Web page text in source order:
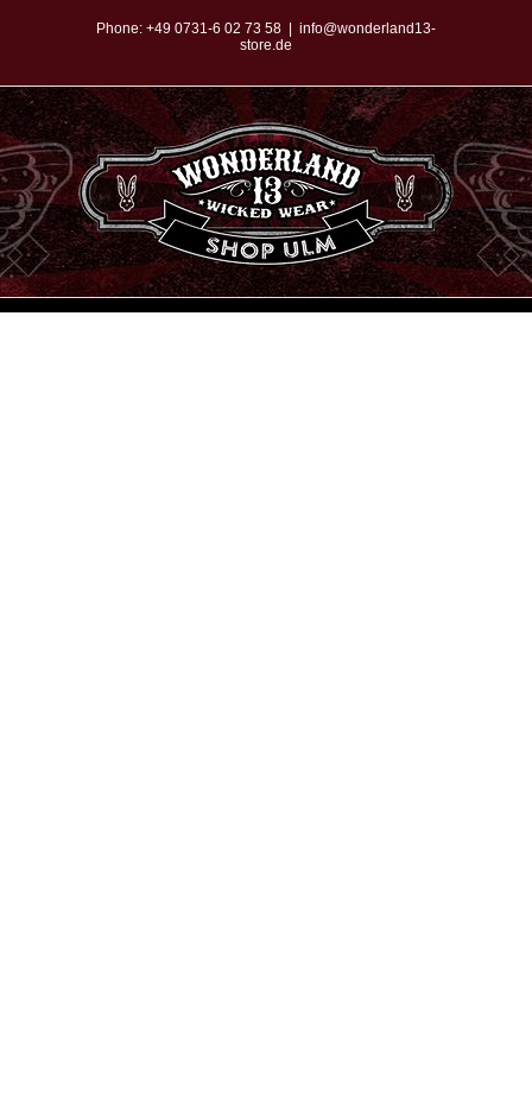
springen
Phone: +49 0731-6 02 73 58
info@wonderland13-
store.de